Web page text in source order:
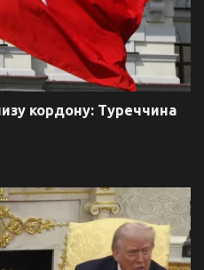
кордону: Туреччина